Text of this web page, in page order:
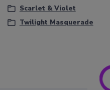
Scarlet & Violet
Twilight Masquerade